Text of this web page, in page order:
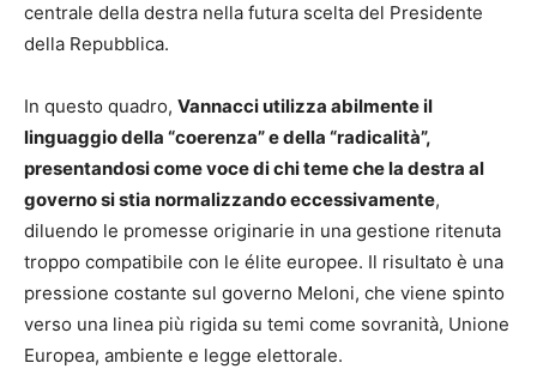
centrale della destra nella futura scelta del Presidente
della Repubblica.
In questo quadro, Vannacci utilizza abilmente il
linguaggio della “coerenza” e della “radicalità”,
presentandosi come voce di chi teme che la destra al
governo si stia normalizzando eccessivamente,
diluendo le promesse originarie in una gestione ritenuta
troppo compatibile con le élite europee. Il risultato è una
pressione costante sul governo Meloni, che viene spinto
verso una linea più rigida su temi come sovranità, Unione
Europea, ambiente e legge elettorale.